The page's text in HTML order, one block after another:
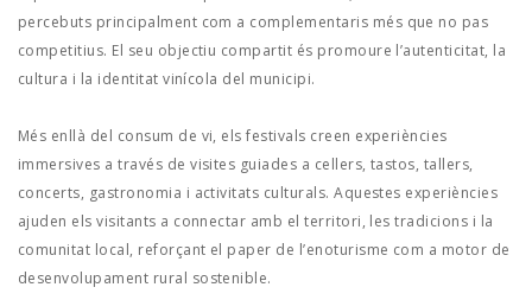
percebuts principalment com a complementaris més que no pas
competitius. El seu objectiu compartit és promoure l’autenticitat, la
cultura i la identitat vinícola del municipi.
Més enllà del consum de vi, els festivals creen experiències
immersives a través de visites guiades a cellers, tastos, tallers,
concerts, gastronomia i activitats culturals. Aquestes experiències
ajuden els visitants a connectar amb el territori, les tradicions i la
comunitat local, reforçant el paper de l’enoturisme com a motor de
desenvolupament rural sostenible.